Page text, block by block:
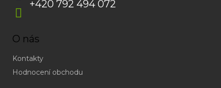
+420 792 494 072
O nás
Kontakty
Hodnocení obchodu